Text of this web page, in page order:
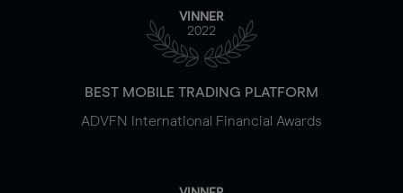
VINNER
2022
BEST MOBILE TRADING PLATFORM
ADVFN International Financial Awards